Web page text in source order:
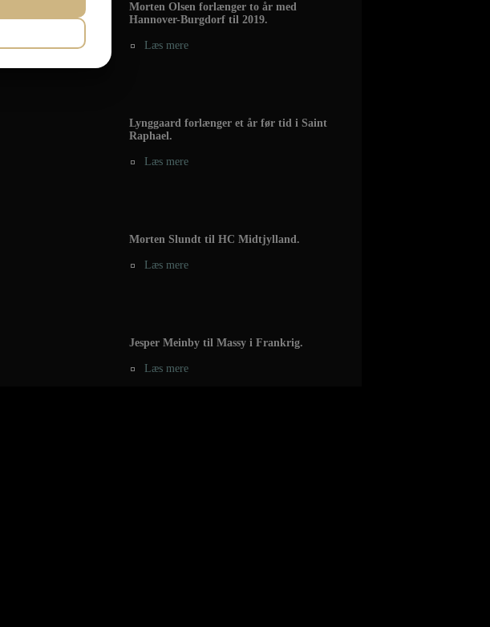
Morten Olsen forlænger to år med
Hannover-Burgdorf til 2019.
Læs mere
Lynggaard forlænger et år før tid i Saint
Raphael.
Læs mere
Morten Slundt til HC Midtjylland.
Læs mere
Jesper Meinby til Massy i Frankrig.
Læs mere